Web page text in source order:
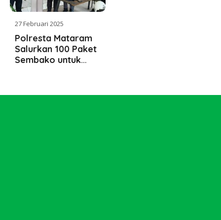
27 Februari 2025
Polresta Mataram
Salurkan 100 Paket
Sembako untuk